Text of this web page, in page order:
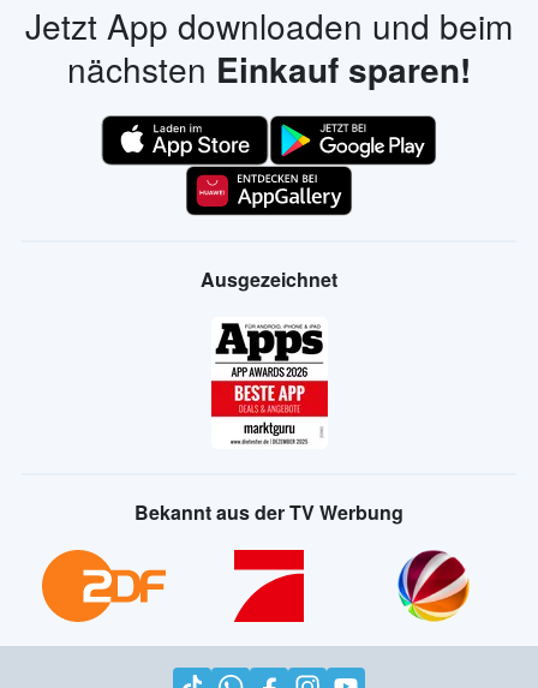
Jetzt App downloaden und beim
nächsten Einkauf sparen!
Ausgezeichnet
Bekannt aus der TV Werbung